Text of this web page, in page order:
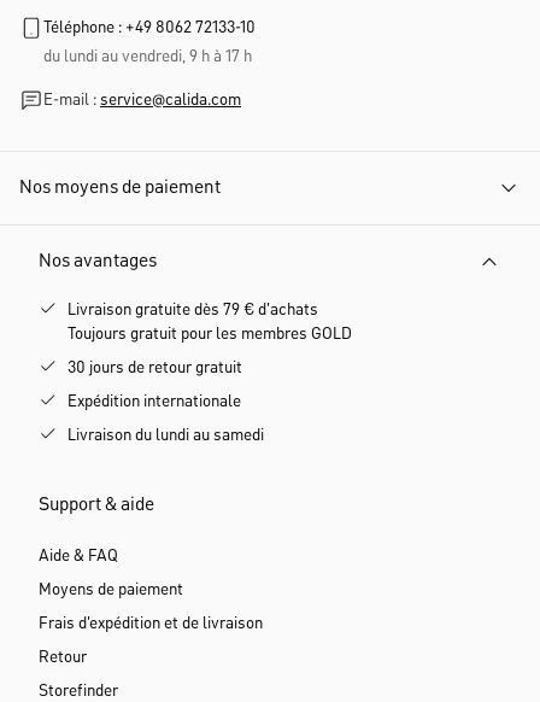
Téléphone : +49 8062 72133-10
du lundi au vendredi, 9 h à 17 h
E-mail : service@calida.com
Nos moyens de paiement
Nos avantages
Livraison gratuite dès 79 € d'achats
Toujours gratuit pour les membres GOLD
30 jours de retour gratuit
Expédition internationale
Livraison du lundi au samedi
Support & aide
Aide & FAQ
Moyens de paiement
Frais d'expédition et de livraison
Retour
Storefinder